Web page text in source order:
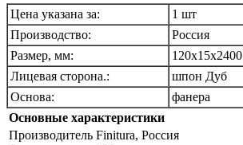
Цена указана за:
1 шт
Производство:
Россия
Размер, мм:
120х15х2400
Лицевая сторона.:
шпон Дуб
Основа:
фанера
Основные характеристики
Производитель Finitura, Россия